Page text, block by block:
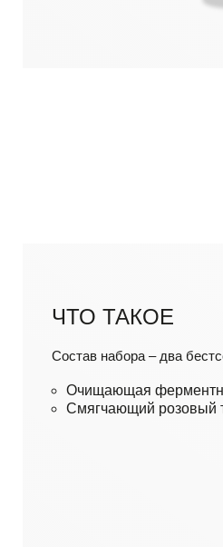
ЧТО ТАКОЕ
Состав набора – два
Очищающая
Смягчающий розовый